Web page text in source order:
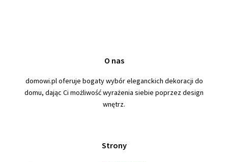
O nas
domowi.pl oferuje bogaty wybór eleganckich dekoracji do
domu, dając Ci możliwość wyrażenia siebie poprzez design
wnętrz.
Strony